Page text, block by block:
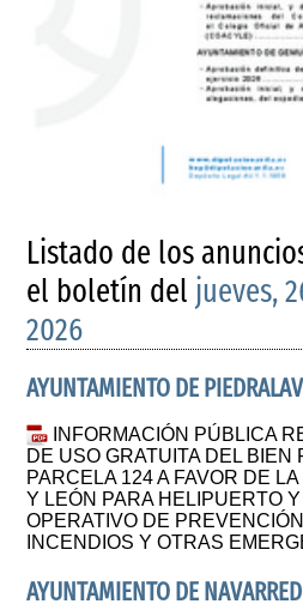
Listado de los
el boletín del jueves,
2026
AYUNTAMIENTO DE
INFORMACIÓN PÚBLICA
DE USO GRATUITA DEL BIEN
PARCELA 124 A FAVOR DE
Y LEÓN PARA HELIPUERTO
OPERATIVO DE
INCENDIOS Y OTRAS
AYUNTAMIENTO DE